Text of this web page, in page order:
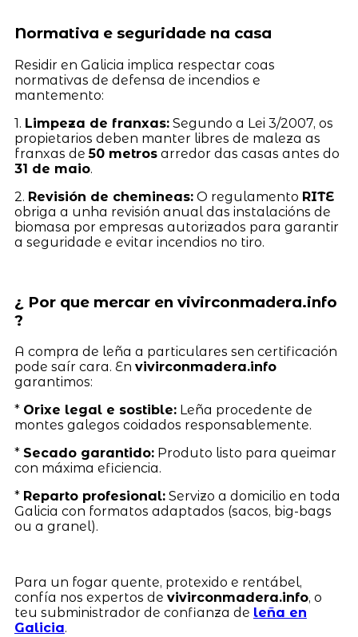
Normativa e seguridade na casa
Residir en Galicia implica respectar coas
normativas de defensa de incendios e
mantemento:
1. Limpeza de franxas:Segundo a Lei 3/2007, os
propietarios deben manter libres de maleza as
franxas de50 metrosarredor das casas antes do
31 de maio.
2. Revisión de chemineas:O regulamento RITE
obriga a unha revisión anual das instalacións de
biomasa por empresas autorizados para garantir
a seguridade e evitar incendios no tiro.
¿ Por que mercar en vivirconmadera.info
?
A compra de leña a particulares sen certificación
pode saír cara. En vivirconmadera.info
garantimos:
* Orixe legal e sostible:Leña procedente de
montes galegos coidados responsablemente.
* Secado garantido:Produto listo para queimar
con máxima eficiencia.
* Reparto profesional:Servizo a domicilio en toda
Galicia con formatos adaptados (sacos, big-bags
ou a granel).
Para un fogar quente, protexido e rentábel,
confía nos expertos de vivirconmadera.info, o
teu subministrador de confianza de leña en
Galicia.